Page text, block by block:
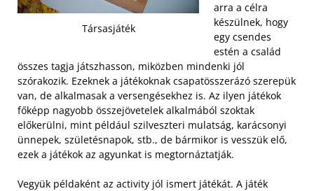
Társasjáték
arra a célra
készülnek, hogy
egy csendes
estén a család
összes tagja játszhasson, miközben mindenki jól
szórakozik. Ezeknek a játékoknak csapatösszerázó szerepük
van, de alkalmasak a versengésekhez is. Az ilyen játékok
főképp nagyobb összejövetelek alkalmából szoktak
előkerülni, mint például szilveszteri mulatság, karácsonyi
ünnepek, születésnapok, stb., de bármikor is vesszük elő,
ezek a játékok az agyunkat is megtornáztatják.
Vegyük példaként az activity jól ismert játékát. A játék